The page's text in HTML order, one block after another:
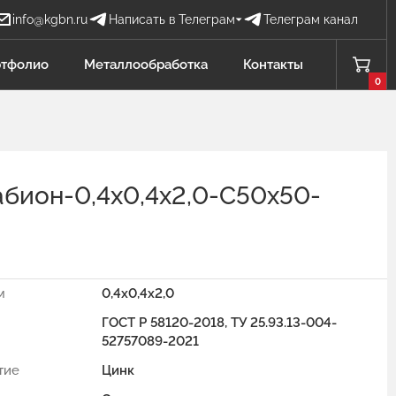
info@kgbn.ru Написать в Телеграм Телеграм канал
БН Бова Наталья
Отдел продаж
СВ Садков Владимир
ЛЮ
Отдел продаж Металлообработка
Металлообработка Контакты
0
0,4х0,4х2,0-С50х50-
0,4x0,4x2,0
ГОСТ Р 58120-2018, ТУ 25.93.13-004-
52757089-2021
Цинк